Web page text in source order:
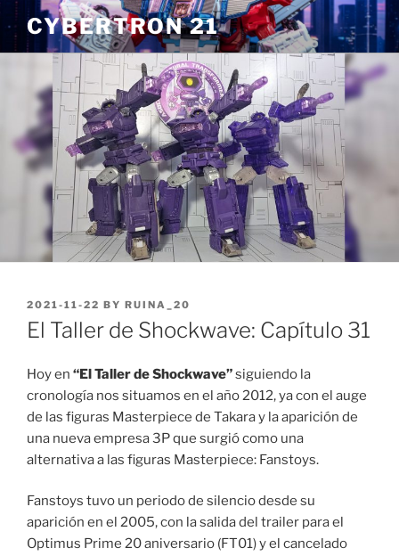
Skip
to
content
CYBERTRON 21
POSTED
ON
2021-11-22 BY RUINA_20
El Taller de Shockwave: Capítulo 31
Hoy en “El Taller de Shockwave”siguiendo la
cronología nos situamos en el año 2012, ya con el auge
de las figuras Masterpiece de Takara y la aparición de
una nueva empresa 3P que surgió como una
alternativa a las figuras Masterpiece: Fanstoys.
Fanstoys tuvo un periodo de silencio desde su
aparición en el 2005, con la salida del trailer para el
Optimus Prime 20 aniversario (FT01) y el cancelado